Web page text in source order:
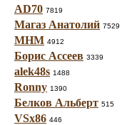
AD70 7819
Магаз Анатолий 7529
МНМ 4912
Борис Ассеев 3339
alek48s 1488
Ronny 1390
Белков Альберт 515
VSx86 446